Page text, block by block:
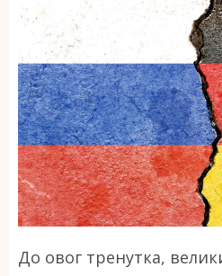
До овог тренутка,